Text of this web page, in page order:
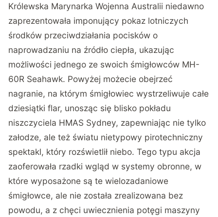
Królewska Marynarka Wojenna Australii niedawno
zaprezentowała imponujący pokaz lotniczych
środków przeciwdziałania pocisków o
naprowadzaniu na źródło ciepła, ukazując
możliwości jednego ze swoich śmigłowców MH-
60R Seahawk. Powyżej możecie obejrzeć
nagranie, na którym śmigłowiec wystrzeliwuje całe
dziesiątki flar, unosząc się blisko pokładu
niszczyciela HMAS Sydney, zapewniając nie tylko
załodze, ale też światu nietypowy pirotechniczny
spektakl, który rozświetlił niebo. Tego typu akcja
zaoferowała rzadki wgląd w systemy obronne, w
które wyposażone są te wielozadaniowe
śmigłowce, ale nie została zrealizowana bez
powodu, a z chęci uwiecznienia potęgi maszyny